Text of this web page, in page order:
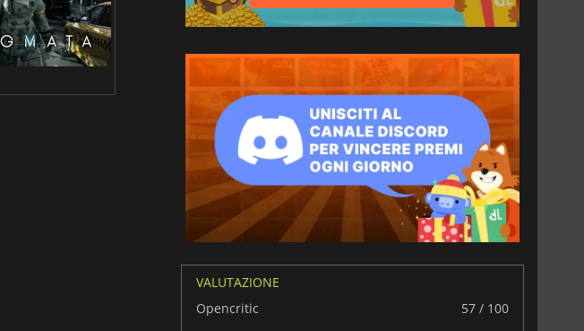
Lies Of P
VALUTAZIONE
Opencritic
57 / 100